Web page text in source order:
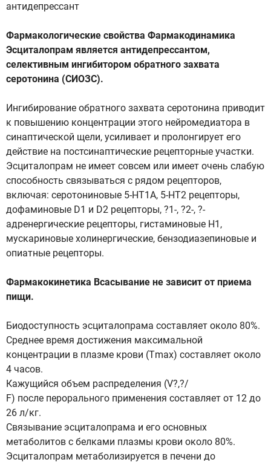
антидепрессант
Фармакологические свойства Фармакодинамика
Эсциталопрам является антидепрессантом,
селективным ингибитором обратного захвата
серотонина (СИОЗС).
Ингибирование обратного захвата серотонина приводит
к повышению концентрации этого нейромедиатора в
синаптической щели, усиливает и пролонгирует его
действие на постсинаптические рецепторные участки.
Эсциталопрам не имеет совсем или имеет очень слабую
способность связываться с рядом рецепторов,
включая: серотониновые 5-НТ1А, 5-НТ2 рецепторы,
дофаминовые D1 и D2 рецепторы, ?1-, ?2-, ?-
адренергические рецепторы, гистаминовые H1,
мускариновые холинергические, бензодиазепиновые и
опиатные рецепторы.
Фармакокинетика Всасывание не зависит от приема
пищи.
Биодоступность эсциталопрама составляет около 80%.
Среднее время достижения максимальной
концентрации в плазме крови (Тmах) составляет около
4 часов.
Кажущийся объем распределения (V?,?/
F) после перорального применения составляет от 12 до
26 л/кг.
Связывание эсциталопрама и его основных
метаболитов с белками плазмы крови около 80%.
Эсциталопрам метаболизируется в печени до